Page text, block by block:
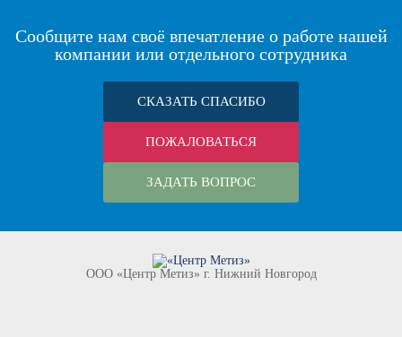
Сообщите нам своё впечатление о работе нашей
компании или отдельного сотрудника
СКАЗАТЬ СПАСИБО
ПОЖАЛОВАТЬСЯ
ЗАДАТЬ ВОПРОС
ООО «Центр Метиз» г. Нижний Новгород